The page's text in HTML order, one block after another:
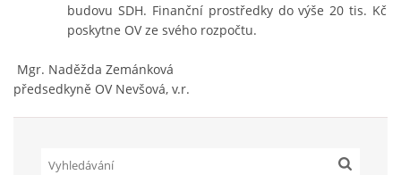
budovu SDH. Finanční prostředky do výše 20 tis. Kč
poskytne OV ze svého rozpočtu.
Mgr. Naděžda Zemánková
předsedkyně OV Nevšová, v.r.